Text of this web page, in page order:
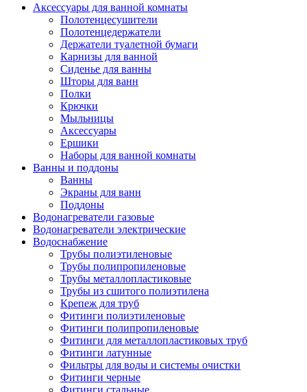
Аксессуары для ванной комнаты
Полотенцесушители
Полотенцедержатели
Держатели туалетной бумаги
Карнизы для ванной
Сиденье для ванны
Шторы для ванн
Полки
Крючки
Мыльницы
Аксессуары
Ершики
Наборы для ванной комнаты
Ванны и поддоны
Ванны
Экраны для ванн
Поддоны
Водонагреватели газовые
Водонагреватели электрические
Водоснабжение
Трубы полиэтиленовые
Трубы полипропиленовые
Трубы металлопластиковые
Трубы из сшитого полиэтилена
Крепеж для труб
Фитинги полиэтиленовые
Фитинги полипропиленовые
Фитинги для металлопластиковых труб
Фитинги латунные
Фильтры для воды и системы очистки
Фитинги черные
Фитинги стальные